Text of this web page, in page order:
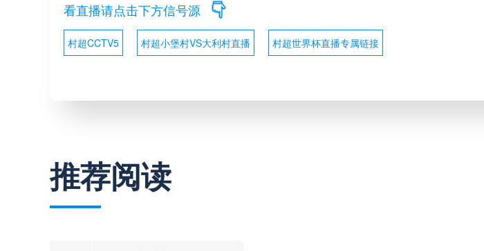
看直播请点击下方信号源
村超CCTV5 村超小堡村VS大利村直播 村超世界杯直播专属链接
推荐阅读